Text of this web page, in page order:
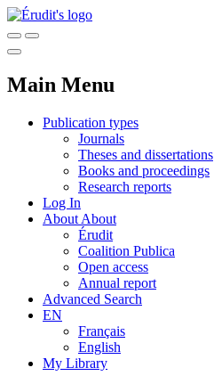
Main Menu
Publication types
Journals
Theses and dissertations
Books and proceedings
Research reports
Log In
About About
Érudit
Coalition Publica
Open access
Annual report
Advanced Search
EN
Français
English
My Library